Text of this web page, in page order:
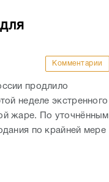
Комментарии
продлило
неделе экстренного
жаре. По уточнённым
по крайней мере